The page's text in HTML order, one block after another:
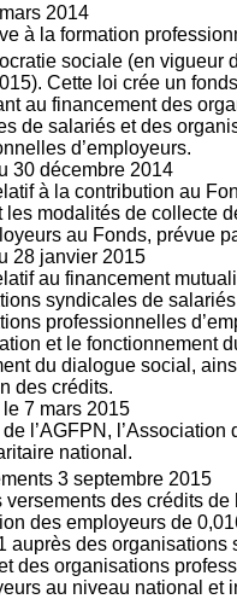
mars 2014
à la formation
sociale (en vigueur
Cette loi crée un
au financement des
de salariés et des
d’employeurs.
30 décembre 2014
à la contribution au
les modalités de collecte
au Fonds, prévue
28 janvier 2015
au financement
syndicales de
professionnelles
et le fonctionnement
du dialogue social,
des crédits.
le 7 mars 2015
l’AGFPN, l’Association
national.
3 septembre 2015
versements des crédits
des employeurs de
auprès des organisations
des organisations
au niveau national et